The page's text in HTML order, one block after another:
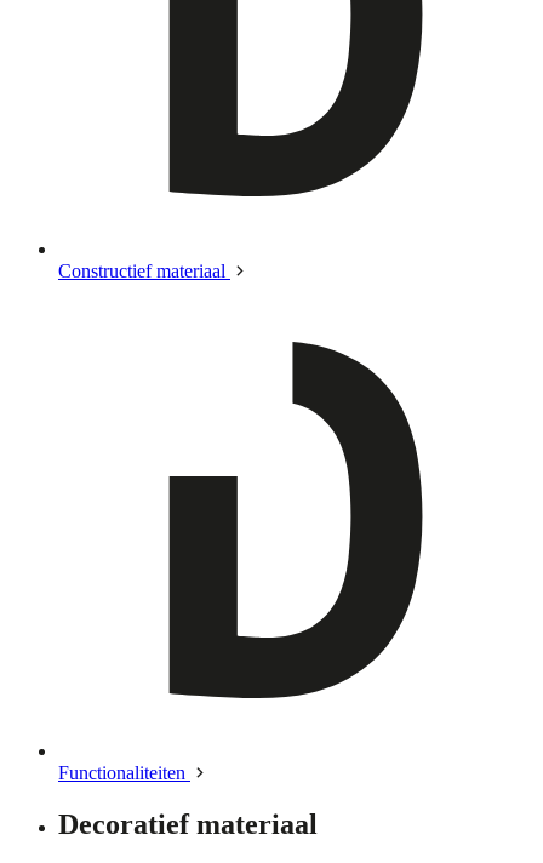
Constructief materiaal
Functionaliteiten
Decoratief materiaal